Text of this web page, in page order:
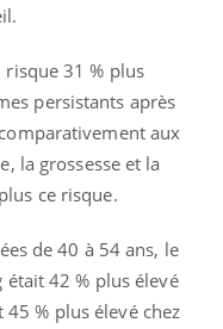
risque 31 % plus
persistants après
aux
la grossesse et la
ce risque.
de 40 à 54 ans, le
42 % plus élevé
% plus élevé chez